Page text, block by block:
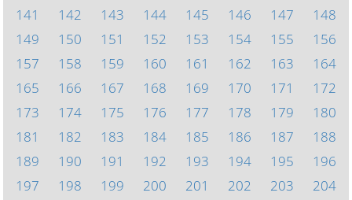
141
142 143 144 145 146 147
148
149
150 151 152 153 154 155
156
157
158 159 160 161 162 163
164
165
166 167 168 169 170 171
172
173
174 175 176 177 178 179
180
181
182 183 184 185 186 187
188
189
190 191 192 193 194 195
196
197
198 199 200 201 202 203
204